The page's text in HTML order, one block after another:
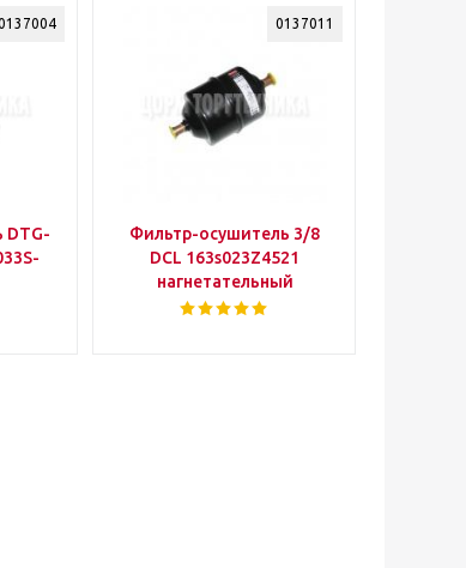
DTG-
0137011
Фильтр-осушитель 3/8
DCL 163s023Z4521
нагнетательный